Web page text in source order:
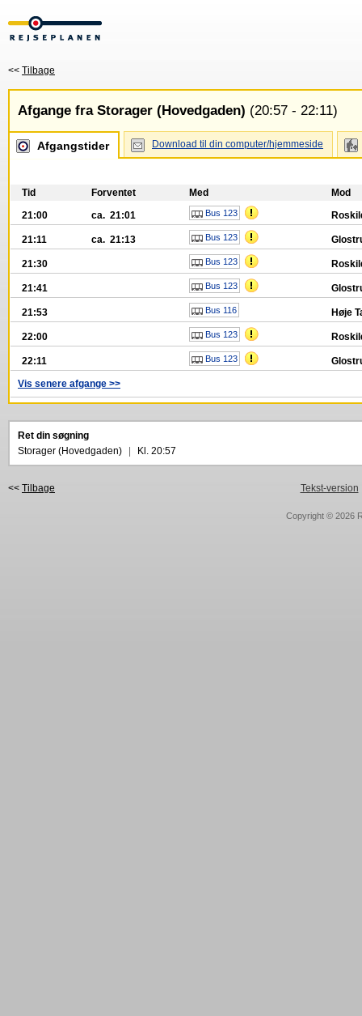
<< Tilbage
Afgange fra Storager (Hovedgaden) (20:57 - 22:11)
Afgangstider Download til din computer/hjemmeside
Tid Forventet Med
Mod
21:00
ca. 21:01 Bus 123
21:11 ca. 21:13 Bus 123
21:30 Bus 123
21:41 Bus 123
21:53 Bus 116 Høje
22:00 Bus 123
22:11 Bus 123
Vis senere afgange >>
Ret din søgning
Storager (Hovedgaden)
Kl. 20:57
<< Tilbage Tekst-version
Copyright © 2026